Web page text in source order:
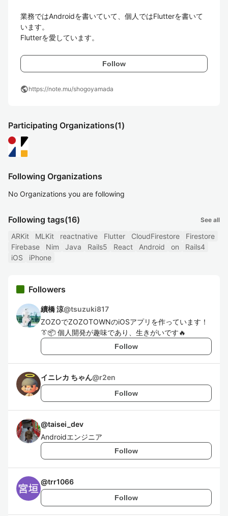
業務ではAndroidを書いていて、個人ではFlutterを書いて
います。
Flutterを愛しています。
Follow
publichttps://note.mu/shogoyamada
Participating Organizations(1)
Following Organizations
No Organizations you are following
Following tags(16) See all
ARKit MLKit reactnative Flutter CloudFirestore
Firestore
Firebase
Nim Java Rails5 React Android on
Rails4
iOS
iPhone
Followers
續橋 涼@tsuzuki817
ZOZOでZOZOTOWNのiOSアプリを作っています！
👔📦 個人開発が趣味であり、生きがいです🔥
Follow
イニレカ ちゃん@r2en
Follow
@taisei_dev
Androidエンジニア
Follow
@trr1066
Follow